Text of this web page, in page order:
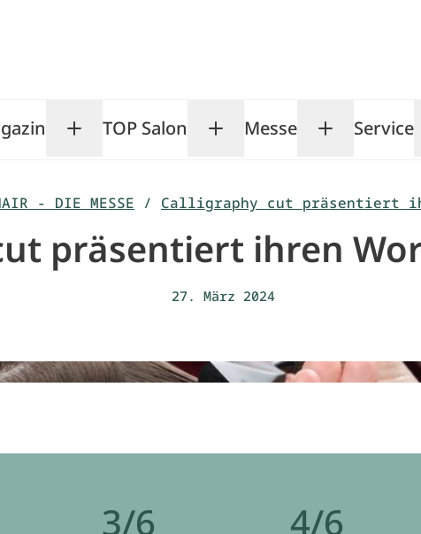
Toggle Magazin submenu
TOP Salon Toggle TOP Salon
Messe ToggleService
- DIE MESSE / Calligraphy cut präsentiert
präsentiert ihren
27. März 2024
3/6 4/6